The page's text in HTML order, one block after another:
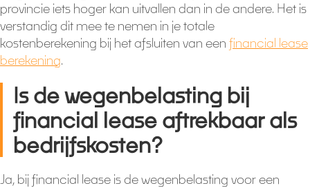
provincie iets hoger kan uitvallen dan in de andere. Het is
verstandig dit mee te nemen in je totale
kostenberekening bij het afsluiten van een financial lease
berekening.
Is de wegenbelasting bij
financial lease aftrekbaar als
bedrijfskosten?
Ja, bij financial lease is de wegenbelasting voor een